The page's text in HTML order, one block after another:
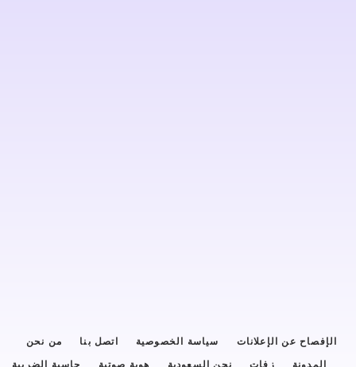
الإفصاح عن الإعلانات سياسة الخصوصية اتصل بنا
من نحن
المدونة
زفات نحن السعودية هوية صوتية حاسبة الضريبة